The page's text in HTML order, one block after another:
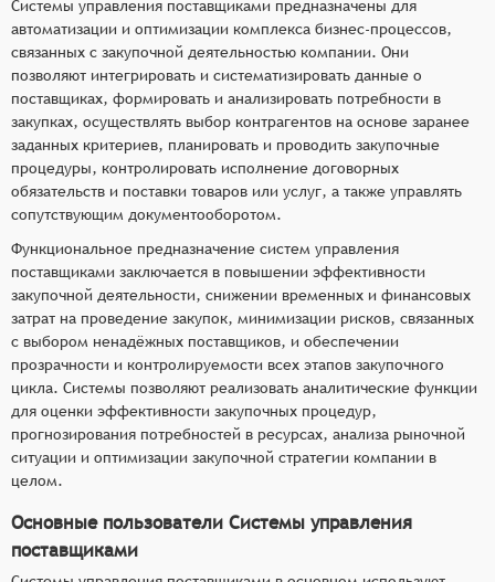
Системы управления поставщиками предназначены для
автоматизации и оптимизации комплекса бизнес-процессов,
связанных с закупочной деятельностью компании. Они
позволяют интегрировать и систематизировать данные о
поставщиках, формировать и анализировать потребности в
закупках, осуществлять выбор контрагентов на основе заранее
заданных критериев, планировать и проводить закупочные
процедуры, контролировать исполнение договорных
обязательств и поставки товаров или услуг, а также управлять
сопутствующим документооборотом.
Функциональное предназначение систем управления
поставщиками заключается в повышении эффективности
закупочной деятельности, снижении временных и финансовых
затрат на проведение закупок, минимизации рисков, связанных
с выбором ненадёжных поставщиков, и обеспечении
прозрачности и контролируемости всех этапов закупочного
цикла. Системы позволяют реализовать аналитические функции
для оценки эффективности закупочных процедур,
прогнозирования потребностей в ресурсах, анализа рыночной
ситуации и оптимизации закупочной стратегии компании в
целом.
Основные пользователи Системы управления
поставщиками